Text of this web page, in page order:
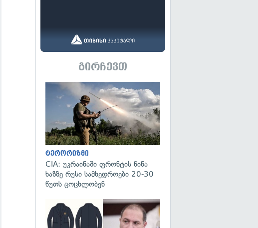
გირჩევთ
ტერორიზმი
CIA: უკრაინაში ფრონტის წინა
ხაზზე რუსი სამხედროები 20-30
წუთს ცოცხლობენ